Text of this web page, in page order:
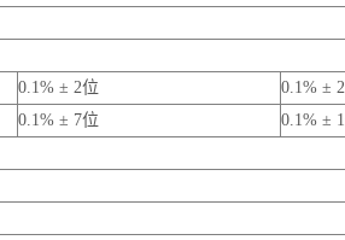
0.1% ± 2位 0.1% ±
0.1% ± 7位 0.1% ±